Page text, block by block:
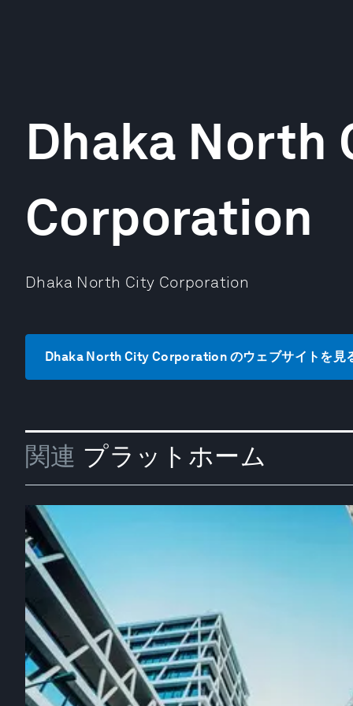
Dhaka North
Corporation
Dhaka North City Corporation
Dhaka North City Corporation のウェブサイトを見
関連 プラットホーム